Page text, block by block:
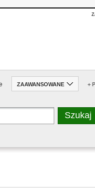
ZAAWANSOWANE +